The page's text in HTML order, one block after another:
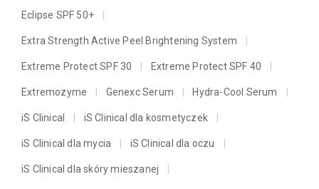
Eclipse SPF 50+
Extra Strength Active Peel Brightening System
Extreme Protect SPF 30 Extreme Protect SPF 40
Extremozyme Genexc Serum Hydra-Cool Serum
iS Clinical iS Clinical dla kosmetyczek
iS Clinical dla mycia iS Clinical dla oczu
iS Clinical dla skóry mieszanej